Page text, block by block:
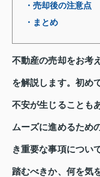
・売却後の注意点
・まとめ
不動産の売却をお考
を解説します。初め
不安が生じることも
ムーズに進めるため
き重要な事項につい
踏むべきか、何を気